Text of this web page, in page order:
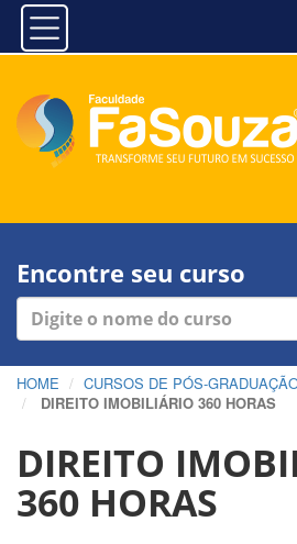
Encontre seu curso
HOME CURSOS DE PÓS-
DIREITO IMOBILIÁRIO 360 HORAS
DIREITO
360 HORAS